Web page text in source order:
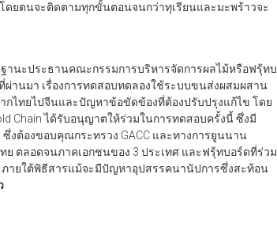
ดยตนจะติดตามทุกขั้นตอนจนกว่าทุเรียนและมะพร้าวจะ
านะประธานคณะกรรมการบริหารจัดการผลไม้หรือฟรุ้ทบ
านมา เรื่องการทดสอบทดลองใช้ระบบขนส่งผสมผสาน
กไทยไปจีนและปัญหาข้อขัดข้องที่ต้องปรับปรุงแก้ไข โดย
Chain ได้รับอนุญาตให้ร่วมในการทดสอบครั้งนี้ ซึ่งมี
งต้องขอบคุณกระทรวง GACC และทางการยูนนาน
ตลอดจนภาคเอกชนของ 3 ประเทศ และฟรุ้ทบอร์ดที่ร่วม
ภายใต้พิธีสารแม้จะมีปัญหาอุปสรรคนานัปการซึ่งสะท้อน